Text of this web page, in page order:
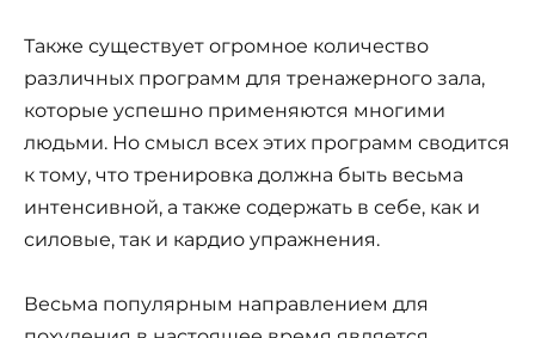
Также существует огромное количество
различных программ для тренажерного зала,
которые успешно применяются многими
людьми. Но смысл всех этих программ сводится
к тому, что тренировка должна быть весьма
интенсивной, а также содержать в себе, как и
силовые, так и кардио упражнения.
Весьма популярным направлением для